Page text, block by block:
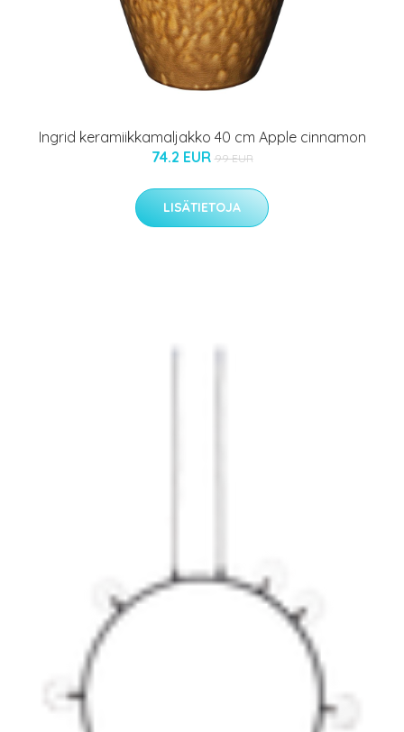
Ingrid keramiikkamaljakko 40 cm Apple cinnamon
74.2 EUR 99 EUR
LISÄTIETOJA